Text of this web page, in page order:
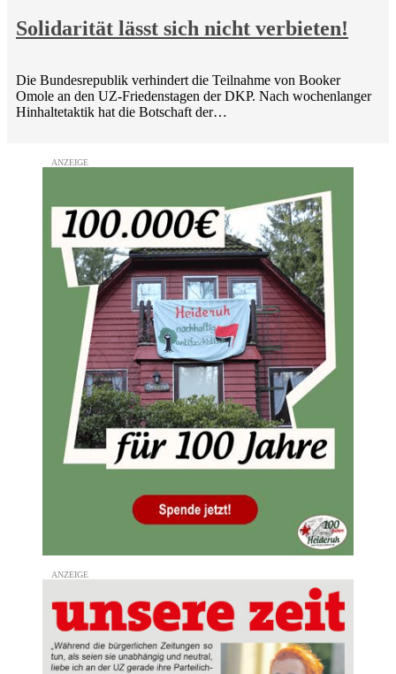
Solidarität lässt sich nicht verbieten!
Die Bundesrepublik verhindert die Teilnahme von Booker
Omole an den UZ-Friedenstagen der DKP. Nach wochenlanger
Hinhaltetaktik hat die Botschaft der…